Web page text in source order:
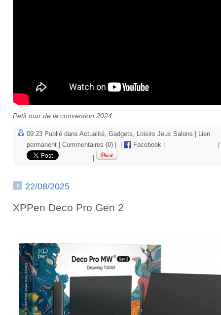
Petit tour de la convention 2024.
09:23 Publié dans Actualité, Gadgets, Loisirs Jeux Salons
Lien
permanent
Commentaires (0) Facebook
22/08/2025
XPPen Deco Pro Gen 2